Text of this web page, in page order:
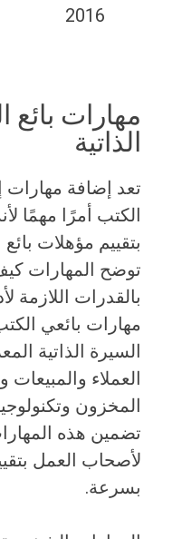
2016
مهارات بائع
الذاتية
تعد إضافة مهارات
الكتب أمرًا مهمًا
بتقييم مؤهلات
توضح المهارات
بالقدرات اللازمة
مهارات بائعي
السيرة الذاتية
العملاء والمبيعات
المخزون
تضمين هذه
لأصحاب العمل
بسرعة.